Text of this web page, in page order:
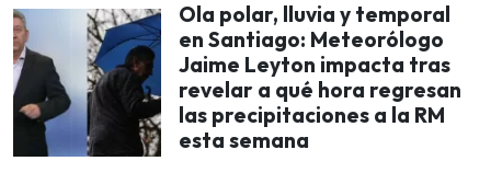
Ola polar, lluvia y temporal
en Santiago: Meteorólogo
Jaime Leyton impacta tras
revelar a qué hora regresan
las precipitaciones a la RM
esta semana